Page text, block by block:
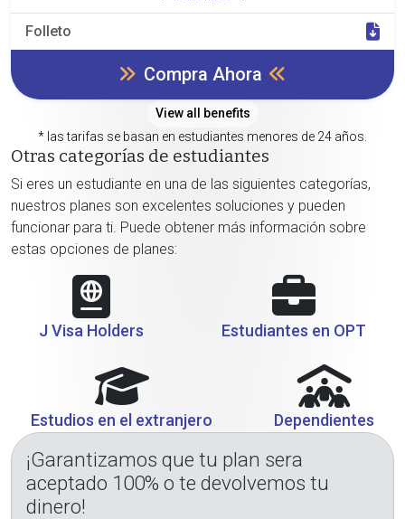
Folleto
Compra Ahora
View all benefits
* las tarifas se basan en estudiantes menores de 24 años.
Otras categorías de estudiantes
Si eres un estudiante en una de las siguientes categorías,
nuestros planes son excelentes soluciones y pueden
funcionar para ti. Puede obtener más información sobre
estas opciones de planes:
J Visa Holders Estudiantes en OPT
Estudios en el extranjero Dependientes
¡Garantizamos que tu plan sera
aceptado 100% o te devolvemos tu
dinero!